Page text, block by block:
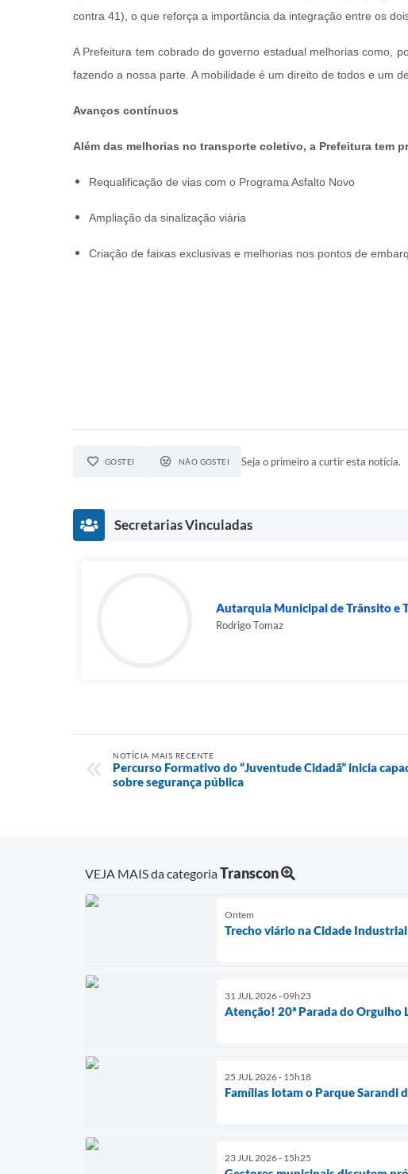
contra 41), o que reforça a importância da integração entre os
A Prefeitura tem cobrado do governo estadual melhorias como,
fazendo a nossa parte. A mobilidade é um direito de todos e um
Avanços contínuos
Além das melhorias no transporte coletivo, a Prefeitura tem
Requalificação de vias com o Programa Asfalto Novo
Ampliação da sinalização viária
Criação de faixas exclusivas e melhorias nos pontos de
GOSTEI NÃO GOSTEI Seja o primeiro a curtir esta notícia.
Secretarias Vinculadas
Autarquia Municipal de Trânsito e
Rodrigo Tomaz
NOTÍCIA MAIS RECENTE
Percurso Formativo do “Juventude Cidadã” inicia
sobre segurança pública
VEJA MAIS da categoriaTranscon
Ontem
Trecho viário na Cidade
31 JUL 2026 - 09h23
Atenção! 20ª Parada do Orgulho
25 JUL 2026 - 15h18
Famílias lotam o Parque Sarandi
23 JUL 2026 - 15h25